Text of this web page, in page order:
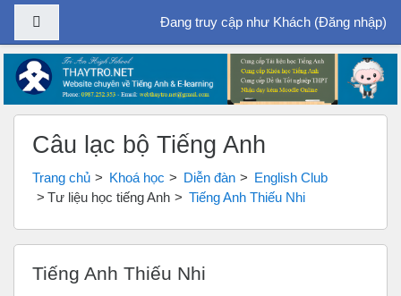
Chuyển tới nội dung chính
Bảng điều khiển cạnhĐang truy cập như Khách (Đăng nhập)
Câu lạc bộ Tiếng Anh
Trang chủ Khoá học Diễn đàn
English Club
Tư liệu học tiếng Anh
Tiếng Anh Thiếu Nhi
Tiếng Anh Thiếu Nhi